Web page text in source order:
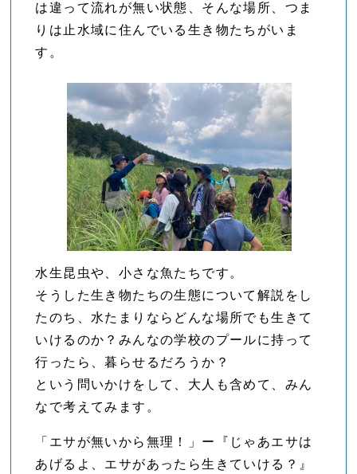
は違って流れが無い状態、そんな場所、つま
りは止水域に住んでいる生き物たちがいま
す。
水生昆虫や、小さな魚たちです。
そうした生き物たちの生態について解説をし
たのち、水たまりならどんな場所でも生きて
いけるのか？みんなの学校のプールに持って
行ったら、暮らせるだろうか？
という問いかけをして、大人も含めて、みん
なで考えてみます。
「エサが無いから無理！」ー『じゃあエサは
あげるよ、エサがあったら生きていける？』